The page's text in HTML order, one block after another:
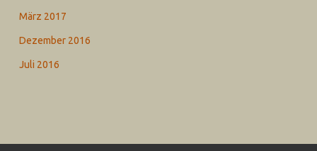
März 2017
Dezember 2016
Juli 2016